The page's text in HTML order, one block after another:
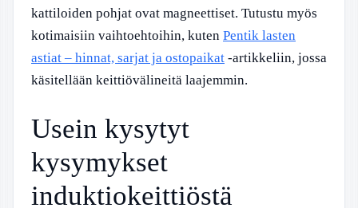
kattiloiden pohjat ovat magneettiset. Tutustu myös
kotimaisiin vaihtoehtoihin, kuten Pentik lasten
astiat – hinnat, sarjat ja ostopaikat -artikkeliin, jossa
käsitellään keittiövälineitä laajemmin.
Usein kysytyt
kysymykset
induktiokeittiöstä